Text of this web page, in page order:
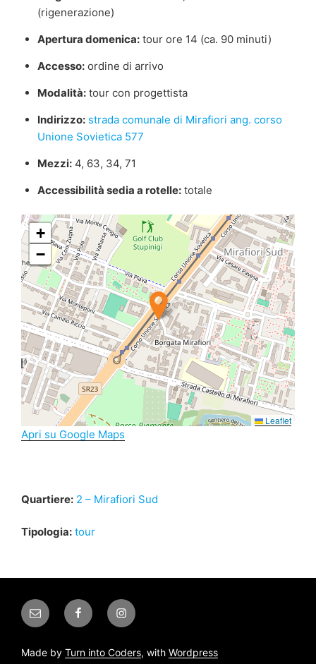
(rigenerazione)
Apertura domenica:tour ore 14 (ca. 90 minuti)
Accesso:ordine di arrivo
Modalità:tour con progettista
Indirizzo: strada comunale di Mirafiori ang. corso
Unione Sovietica 577
Mezzi:4, 63, 34, 71
Accessibilità sedia a rotelle:totale
+
−
Leaflet
Apri su Google Maps
Quartiere: 2 – Mirafiori Sud
Tipologia: tour
Email FacebookInstagram
Made by Turn into Coders, with Wordpress